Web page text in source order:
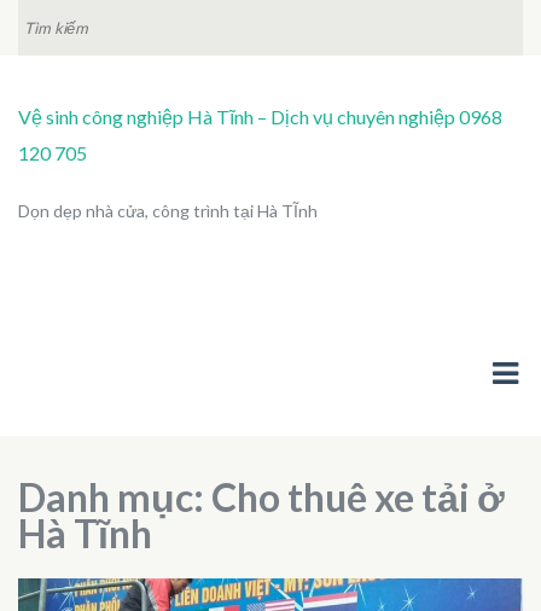
Vệ sinh công nghiệp Hà Tĩnh – Dịch vụ chuyên nghiệp 0968
120 705
Dọn dẹp nhà cửa, công trình tại Hà TĨnh
Danh mục: Cho thuê xe tải ở
Hà Tĩnh